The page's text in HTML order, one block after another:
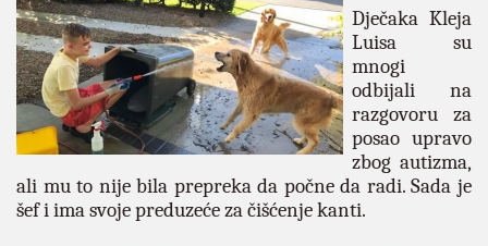
Dječaka Kleja
Luisa su
mnogi
odbijali na
razgovoru za
posao upravo
zbog autizma,
ali mu to nije bila prepreka da počne da radi. Sada je
šef i ima svoje preduzeće za čišćenje kanti.